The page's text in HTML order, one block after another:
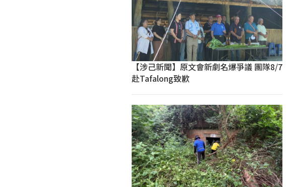
【涉己新聞】原文會新劇名爆爭議 團隊8/7
赴Tafalong致歉